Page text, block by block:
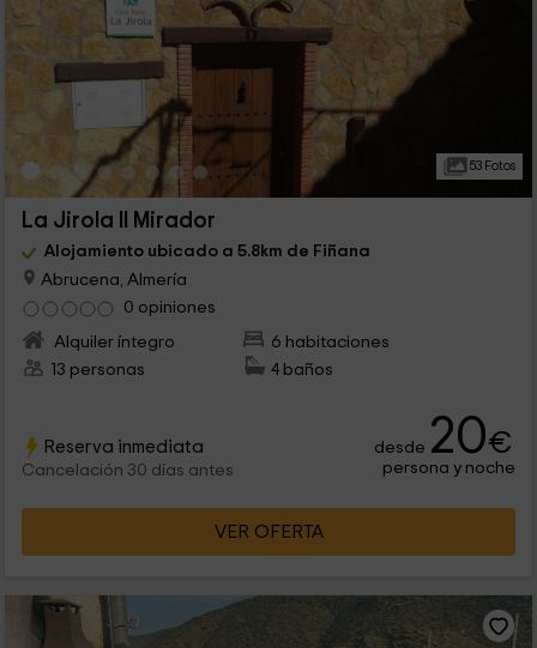
53 Fotos
La Jirola II Mirador
Alojamiento ubicado a 5.8km de Fiñana
Abrucena, Almería
0 opiniones
Alquiler íntegro
6 habitaciones
13 personas
4 baños
Reserva inmediata
Cancelación 30 días antes
desde 20€
persona y noche
VER OFERTA